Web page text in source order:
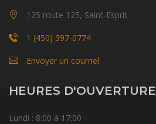
125 route 125, Saint-Esprit
1 (450) 397-0774
Envoyer un courriel
HEURES D'OUVERTURE
Lundi : 8:00 à 17:00